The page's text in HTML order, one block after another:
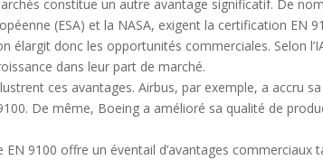
constitue un autre avantage significatif. De
(ESA) et la NASA, exigent la certification
élargit donc les opportunités commerciales. Selon
dans leur part de marché.
ces avantages. Airbus, par exemple, a accru
De même, Boeing a amélioré sa qualité de
9100 offre un éventail d’avantages commerciaux